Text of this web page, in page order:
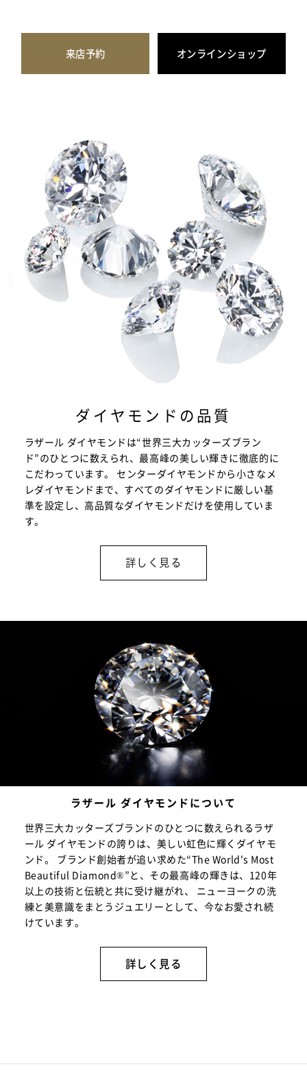
来店予約 オンラインショップ
ダイヤモンドの品質
ラザール ダイヤモンドは“世界三大カッターズブラン
ド”のひとつに数えられ、最高峰の美しい輝きに徹底的に
こだわっています。 センターダイヤモンドから小さなメ
レダイヤモンドまで、すべてのダイヤモンドに厳しい基
準を設定し、高品質なダイヤモンドだけを使用していま
す。
詳しく見る
ラザール ダイヤモンドについて
世界三大カッターズブランドのひとつに数えられるラザ
ール ダイヤモンドの誇りは、美しい虹色に輝くダイヤモ
ンド。 ブランド創始者が追い求めた“The World's Most
Beautiful Diamond®”と、その最高峰の輝きは、120年
以上の技術と伝統と共に受け継がれ、 ニューヨークの洗
練と美意識をまとうジュエリーとして、今なお愛され続
けています。
詳しく見る